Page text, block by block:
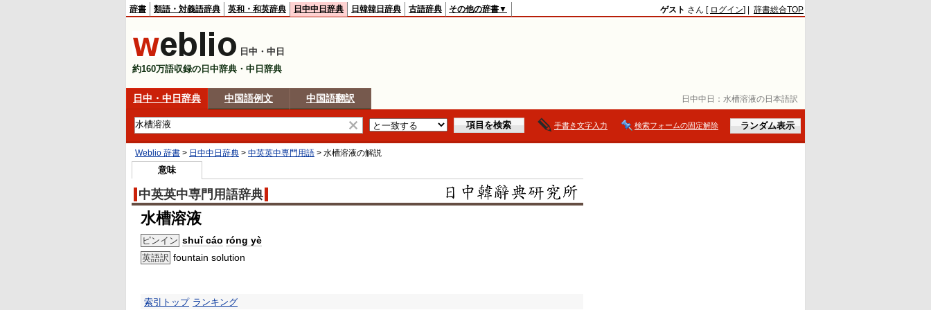
日中中日： 水槽溶液の日本語訳
辞書 類語・対義語辞典 英和・和英辞典 日中中日辞典 日韓韓日辞典 古語辞典 その他の辞書▼ ゲスト さん [ ログイン] | 辞書総合TOP
日中・中日
約160万語収録の日中辞典・中日辞典
日中・中日辞典 中国語例文 中国語翻訳
手書き文字入力 検索フォームの固定解除
Weblio 辞書 > 日中中日辞典 > 中英英中専門用語 > 水槽溶液の解説
意味
中英英中専門用語辞典
水槽溶液
ピンイン shuǐ cáo róng yè
英語訳 fountain solution
索引トップ ランキング